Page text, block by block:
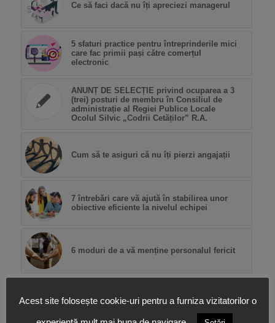
Ce să faci dacă nu îți apreciezi managerul
5 sfaturi practice pentru întreprinderile mici
care fac primii pași către comerțul
electronic
ANUNȚ DE SELECȚIE privind ocuparea a 3
(trei) posturi de membru în Consiliul de
administrație al Regiei Publice Locale
Ocolul Silvic „Codrii Cetăților” R.A.
Cum să te asiguri că nu îți pierzi angajații
7 întrebări care vă ajută în stabilirea unor
obiective eficiente la nivelul echipei
6 moduri de a vă menține personalul fericit
Acest site folosește cookie-uri pentru a furniza vizitatorilor o